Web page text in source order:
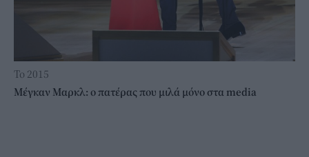
Το 2015
Μέγκαν Μαρκλ: ο πατέρας που μιλά μόνο στα media